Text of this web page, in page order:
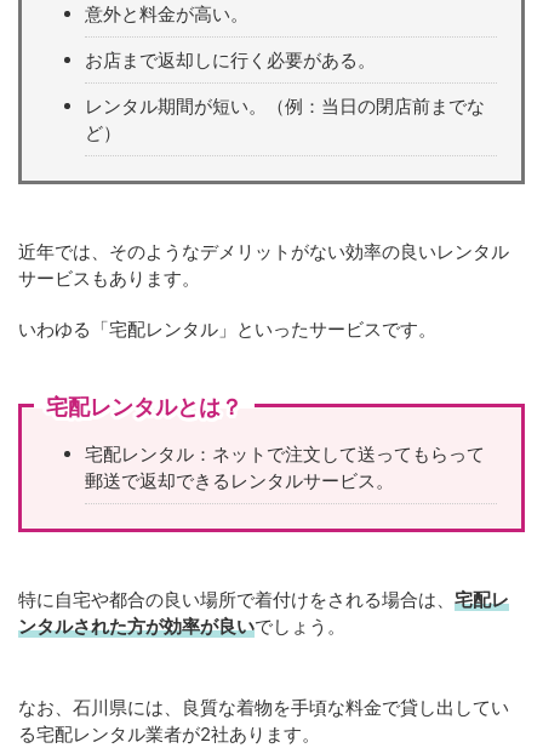
意外と料金が高い。
お店まで返却しに行く必要がある。
レンタル期間が短い。（例：当日の閉店前までな
ど）
近年では、そのようなデメリットがない効率の良いレンタル
サービスもあります。
いわゆる「宅配レンタル」といったサービスです。
宅配レンタルとは？
宅配レンタル：ネットで注文して送ってもらって
郵送で返却できるレンタルサービス。
特に自宅や都合の良い場所で着付けをされる場合は、 宅配レ
ンタルされた方が効率が良いでしょう。
なお、石川県には、良質な着物を手頃な料金で貸し出してい
る宅配レンタル業者が2社あります。